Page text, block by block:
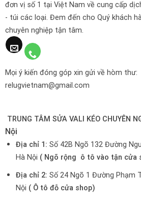
đơn vị số 1 tại Việt Nam về cung cấp
- túi các loại. Đem đến cho Quý khách
chuyên nghiệp tận tâm.
Mọi ý kiến đóng góp xin gửi về hòm thư:
relugvietnam@gmail.com
TRUNG TÂM SỬA VALI KÉO CHUYÊN
Nội
Địa chỉ 1: Số 42B Ngõ 132 Đường
Hà Nội ( Ngõ rộng ô tô vào tận cửa
Địa chỉ 2: Số 24 Ngõ 1 Đường Phạm
Nội ( Ô tô đỗ cửa shop)